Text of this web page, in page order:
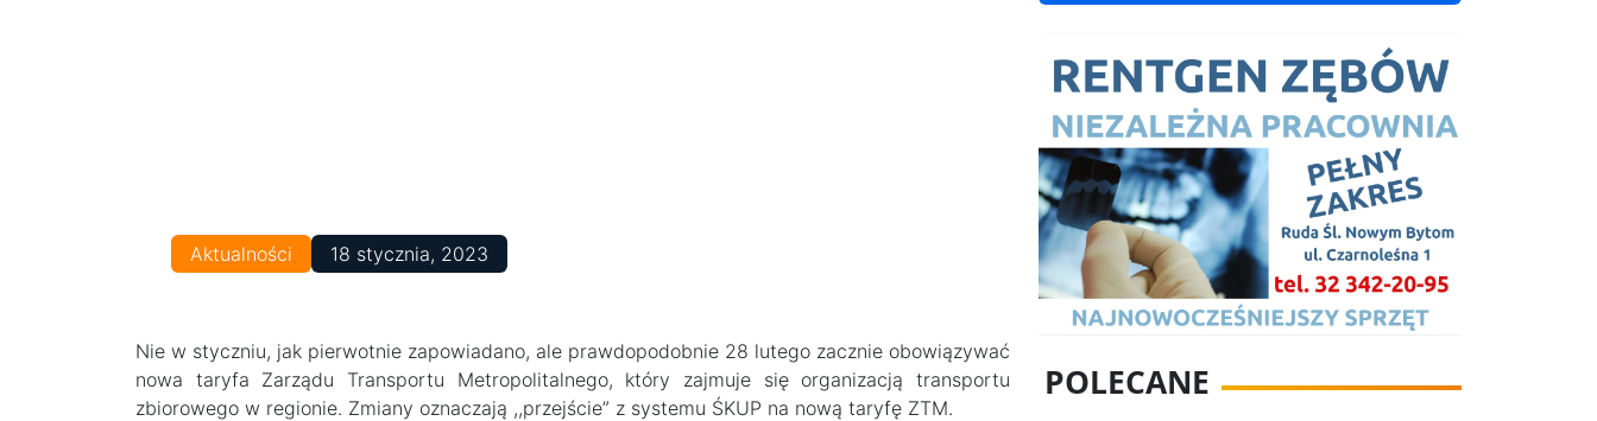
Aktualności 18 stycznia, 2023
Nie w styczniu, jak pierwotnie zapowiadano, ale prawdopodobnie 28 lutego zacznie obowiązywać
nowa taryfa Zarządu Transportu Metropolitalnego, który zajmuje się organizacją transportu
zbiorowego w regionie. Zmiany oznaczają ,,przejście” z systemu ŚKUP na nową taryfę ZTM.
POLECANE